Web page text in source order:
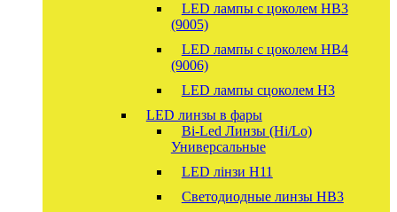
LED лампы с цоколем HB3
(9005)
LED лампы с цоколем HB4
(9006)
LED лампы сцоколем H3
LED линзы в фары
Bi-Led Линзы (Hi/Lo)
Универсальные
LED лінзи H11
Светодиодные линзы HB3